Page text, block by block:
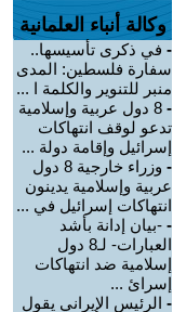
وكالة أنباء العلمانية
- في ذكرى تأسيسها..
سفارة فلسطين: المدى
منبر للتنوير والكلمة ا ...
-
8 دول عربية وإسلامية
تدعو لوقف انتهاكات
إسرائيل وإقامة دولة ...
-
وزراء خارجية 8 دول
عربية وإسلامية يدينون
انتهاكات إسرائيل في ...
- -بيان إدانة بأشد
العبارات- لـ8 دول
إسلامية ضد انتهاكات
إسرائ ...
- الرئيس الإيراني يقول